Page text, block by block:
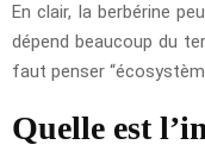
En clair, la berbérine
dépend beaucoup du
faut penser
Quelle est